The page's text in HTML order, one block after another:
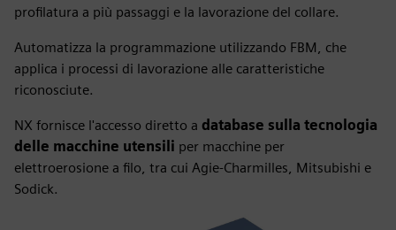
profilatura a più passaggi e la lavorazione del collare.
Automatizza la programmazione utilizzando FBM, che
applica i processi di lavorazione alle caratteristiche
riconosciute.
NX fornisce l'accesso diretto a database sulla tecnologia
delle macchine utensili per macchine per
elettroerosione a filo, tra cui Agie-Charmilles, Mitsubishi e
Sodick.